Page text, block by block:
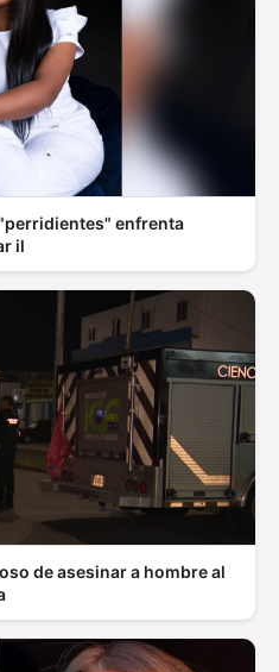
enfrenta
il
de asesinar a hombre al